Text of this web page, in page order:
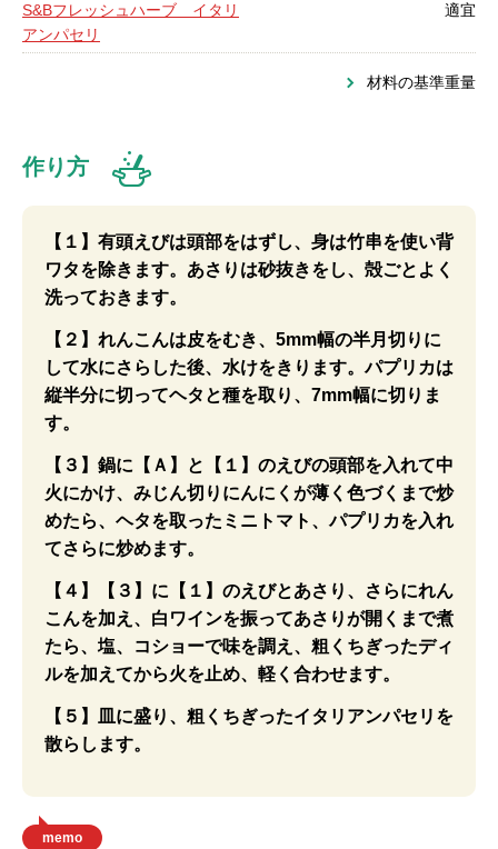
S&Bフレッシュハーブ イタリ
アンパセリ
適宜
材料の基準重量
作り方
【１】有頭えびは頭部をはずし、身は竹串を使い背
ワタを除きます。あさりは砂抜きをし、殻ごとよく
洗っておきます。
【２】れんこんは皮をむき、5mm幅の半月切りに
して水にさらした後、水けをきります。パプリカは
縦半分に切ってヘタと種を取り、7mm幅に切りま
す。
【３】鍋に【Ａ】と【１】のえびの頭部を入れて中
火にかけ、みじん切りにんにくが薄く色づくまで炒
めたら、ヘタを取ったミニトマト、パプリカを入れ
てさらに炒めます。
【４】【３】に【１】のえびとあさり、さらにれん
こんを加え、白ワインを振ってあさりが開くまで煮
たら、塩、コショーで味を調え、粗くちぎったディ
ルを加えてから火を止め、軽く合わせます。
【５】皿に盛り、粗くちぎったイタリアンパセリを
散らします。
memo